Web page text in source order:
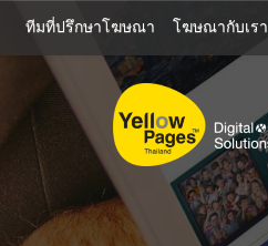
หลัก
ทีมที่ปรึกษาโฆษณา โฆษณากับเรา